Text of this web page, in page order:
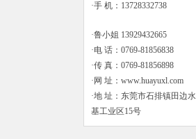
·手 机：13728332738
·鲁小姐 13929432665
·电 话：0769-81856838
·传 真：0769-81856898
·网 址：www.huayuxl.com
·地 址：东莞市石排镇田边
基工业区15号